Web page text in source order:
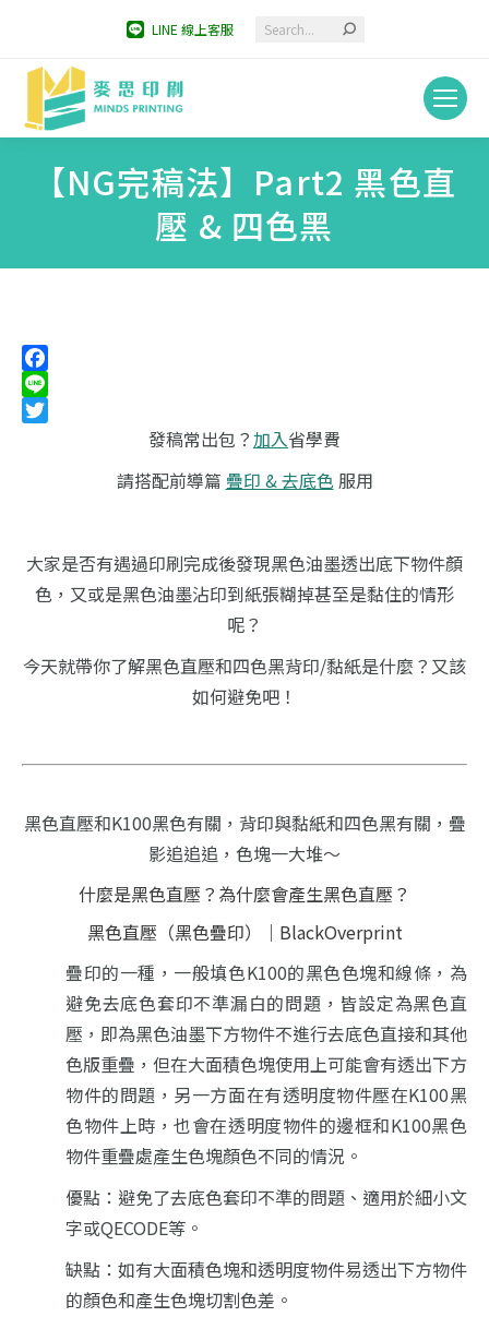
LINE 線上客服 Search:
【NG完稿法】Part2 黑色直
壓 & 四色黑
Facebook
Line
發稿常出包？加入省學費
請搭配前導篇 疊印 & 去底色服用
大家是否有遇過印刷完成後發現黑色油墨透出底下物件顏
色， 又或是黑色油墨沾印到紙張糊掉甚至是黏住的情形
呢？
今天就帶你了解黑色直壓和四色黑背印/黏紙是什麼？又該
如何避免吧！
黑色直壓和K100黑色有關，背印與黏紙和四色黑有關， 疊
影追追追，色塊一大堆～
什麼是黑色直壓？為什麼會產生黑色直壓？
黑色直壓（黑色疊印）｜BlackOverprint
疊印的一種，一般填色K100的黑色色塊和線條，為
避免去底色套印不準漏白的問題， 皆設定為黑色直
壓，即為黑色油墨下方物件不進行去底色直接和其他
色版重疊， 但在大面積色塊使用上可能會有透出下方
物件的問題， 另一方面在有透明度物件壓在K100黑
色物件上時，也會在透明度物件的邊框和K100黑色
物件重疊處產生色塊顏色不同的情況。
優點：避免了去底色套印不準的問題、適用於細小文
字或QECODE等。
缺點：如有大面積色塊和透明度物件易透出下方物件
的顏色和產生色塊切割色差。